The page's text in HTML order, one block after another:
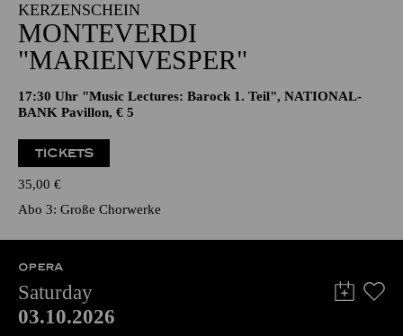
KERZENSCHEIN
MONTEVERDI
"MARIENVESPER"
17:30 Uhr "Music Lectures: Barock 1. Teil", NATIONAL-
BANK Pavillon, € 5
TICKETS
35,00 €
Abo 3: Große Chorwerke
OPERA
Saturday
03.10.2026